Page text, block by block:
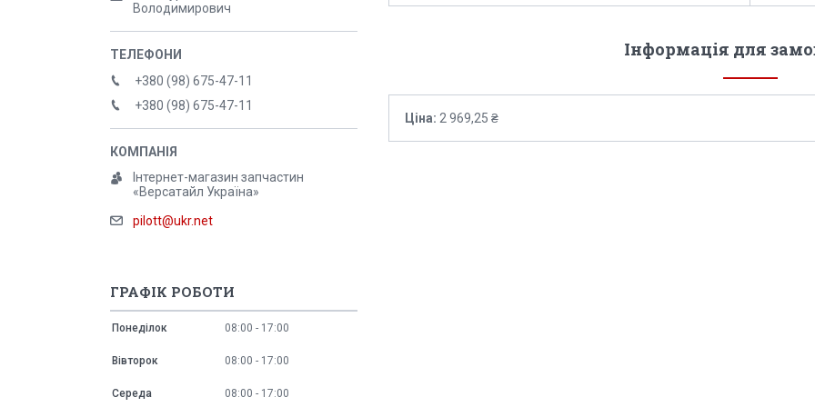
Інформація для
Ціна: 2 969,25 ₴
Володимирович
+380 (98) 675-47-11
+380 (98) 675-47-11
Інтернет-магазин запчастин
«Версатайл Україна»
pilott@ukr.net
ГРАФІК РОБОТИ
Понеділок 08:00 17:00
Вівторок 08:00 17:00
Середа 08:00 17:00